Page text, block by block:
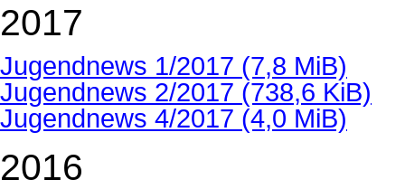
2017
Jugendnews 1/2017 (7,8 MiB)
Jugendnews 2/2017 (738,6 KiB)
Jugendnews 4/2017 (4,0 MiB)
2016